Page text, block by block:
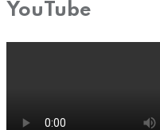
YouTube